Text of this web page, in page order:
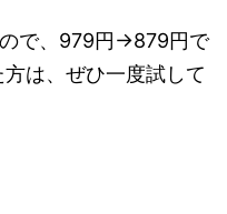
で、979円→879円で
は、ぜひ一度試して